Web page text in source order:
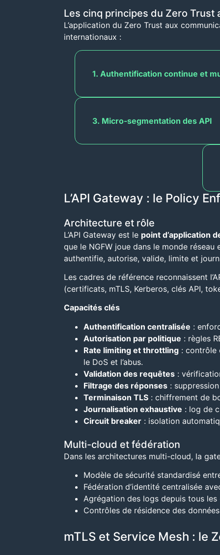
Les cinq principes du Zero Trust
L’application du Zero Trust aux
internationaux :
1. Authentification continue et
3. Micro-segmentation des API
L’API Gateway : le Policy
Architecture et rôle
L’API Gateway est le point d’application
que le NGFW joue dans le monde
authentifie, autorise, valide, limite et
Les cadres de référence reconnaissent
(certificats, mTLS, Kerberos, clés API,
Capacités clés
Authentification centralisée :
Autorisation par politique : règles
Rate limiting et throttling : contrôle
le DoS et l’abus.
Validation des requêtes :
Filtrage des réponses :
Terminaison TLS : chiffrement de
Journalisation exhaustive : log de
Circuit breaker : isolation
Multi-cloud et fédération
Dans les architectures multi-cloud, la
Modèle de sécurité standardisé
Fédération d’identité centralisée
Agrégation des logs depuis tous les
Contrôles de résidence des
mTLS et Service Mesh : le